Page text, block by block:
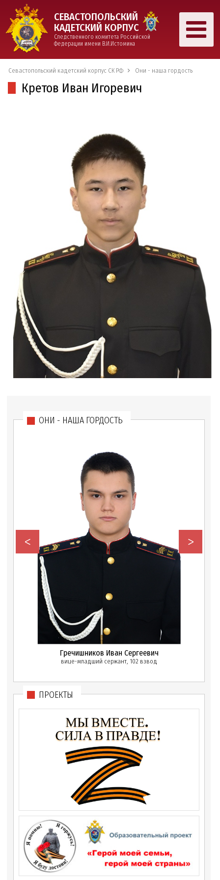
СЕВАСТОПОЛЬСКИЙ
КАДЕТСКИЙ КОРПУС
Следственного комитета Российской
Федерации имени В.И.Истомина
Севастопольский кадетский корпус СК РФ Они - наша гордость
Кретов Иван Игоревич
ОНИ - НАША ГОРДОСТЬ
Гречишников Иван Сергеевич
вице-младший сержант, 102 взвод
< >
ПРОЕКТЫ